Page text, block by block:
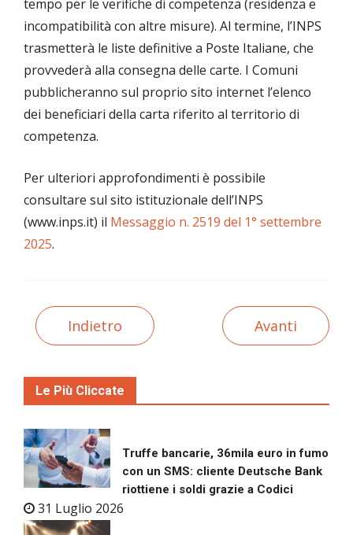
tempo per le verifiche di competenza (residenza e
incompatibilità con altre misure). Al termine, l’INPS
trasmetterà le liste definitive a Poste Italiane, che
provvederà alla consegna delle carte. I Comuni
pubblicheranno sul proprio sito internet l’elenco
dei beneficiari della carta riferito al territorio di
competenza.
Per ulteriori approfondimenti è possibile
consultare sul sito istituzionale dell’INPS
(www.inps.it) il Messaggio n. 2519 del 1° settembre
2025.
Indietro Avanti
Le Più Cliccate
Truffe bancarie, 36mila euro in fumo
con un SMS: cliente Deutsche Bank
riottiene i soldi grazie a Codici
31 Luglio 2026